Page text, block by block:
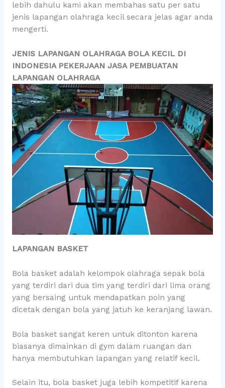
lebih dahulu kami akan membahas satu per satu
jenis lapangan olahraga kecil secara jelas agar anda
mengerti.
JENIS LAPANGAN OLAHRAGA BOLA KECIL DI
INDONESIA PEKERJAAN JASA PEMBUATAN
LAPANGAN OLAHRAGA
LAPANGAN BASKET
Bola basket adalah kelompok olahraga sepak bola
yang terdiri dari dua tim yang terdiri dari lima orang
yang bersaing untuk mendapatkan poin yang
dicetak dengan bola yang jatuh ke keranjang lawan.
Bola basket sangat keren untuk ditonton karena
biasanya dimainkan di gym dalam ruangan dan
hanya membutuhkan lapangan yang relatif kecil.
Selain itu, bola basket juga lebih kompetitif karena